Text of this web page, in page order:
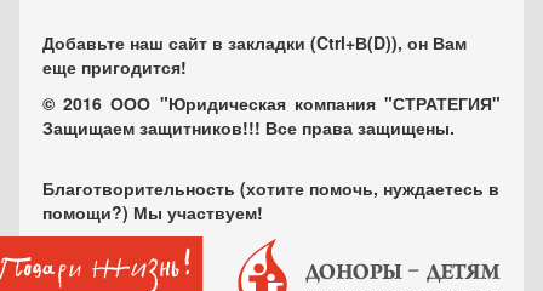
Добавьте наш сайт в закладки (Ctrl+В(D)), он Вам
еще пригодится!
© 2016 ООО "Юридическая компания "СТРАТЕГИЯ"
Защищаем защитников!!! Все права защищены.
Благотворительность (хотите помочь, нуждаетесь в
помощи?) Мы участвуем!